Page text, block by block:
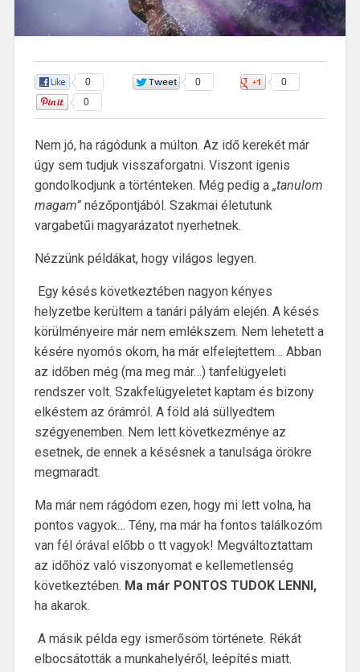
0 0
0
0
Nem jó, ha rágódunk a múlton. Az idő kerekét már
úgy sem tudjuk visszaforgatni. Viszont igenis
gondolkodjunk a történteken. Még pedig a „tanulom
magam”nézőpontjából. Szakmai életutunk
vargabetűi magyarázatot nyerhetnek.
Nézzünk példákat, hogy világos legyen.
Egy késés következtében nagyon kényes
helyzetbe kerültem a tanári pályám elején. A késés
körülményeire már nem emlékszem. Nem lehetett a
késére nyomós okom, ha már elfelejtettem… Abban
az időben még (ma meg már…) tanfelügyeleti
rendszer volt. Szakfelügyeletet kaptam és bizony
elkéstem az órámról. A föld alá süllyedtem
szégyenemben. Nem lett következménye az
esetnek, de ennek a késésnek a tanulsága örökre
megmaradt.
Ma már nem rágódom ezen, hogy mi lett volna, ha
pontos vagyok… Tény, ma már ha fontos találkozóm
van fél órával előbb o tt vagyok! Megváltoztattam
az időhöz való viszonyomat e kellemetlenség
következtében. Ma már PONTOS TUDOK LENNI,
ha akarok.
A másik példa egy ismerősöm története. Rékát
elbocsátották a munkahelyéről, leépítés miatt.